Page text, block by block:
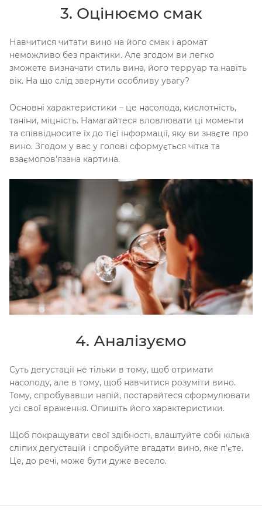
3. Оцінюємо смак
Навчитися читати вино на його смак і аромат
неможливо без практики. Але згодом ви легко
зможете визначати стиль вина, його терруар та навіть
вік. На що слід звернути особливу увагу?
Основні характеристики – це насолода, кислотність,
таніни, міцність. Намагайтеся вловлювати ці моменти
та співвідносите їх до тієї інформації, яку ви знаєте про
вино. Згодом у вас у голові сформується чітка та
взаємопов'язана картина.
4. Аналізуємо
Суть дегустації не тільки в тому, щоб отримати
насолоду, але в тому, щоб навчитися розуміти вино.
Тому, спробувавши напій, постарайтеся сформулювати
усі свої враження. Опишіть його характеристики.
Щоб покращувати свої здібності, влаштуйте собі кілька
сліпих дегустацій і спробуйте вгадати вино, яке п'єте.
Це, до речі, може бути дуже весело.